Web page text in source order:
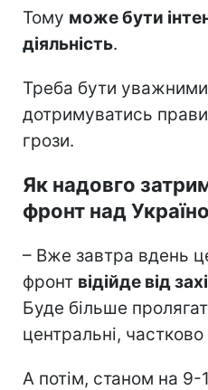
Тому може бути
діяльність.
Треба бути
дотримуватись
грози.
Як надовго
фронт над
– Вже завтра вдень
фронт відійде від
Буде більше
центральні, частково
А потім, станом на